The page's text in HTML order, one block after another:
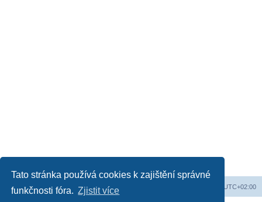
Tato stránka používá cookies k zajištění správné
funkčnosti fóra. Zjistit více
Obsah fóra UTC+02:00